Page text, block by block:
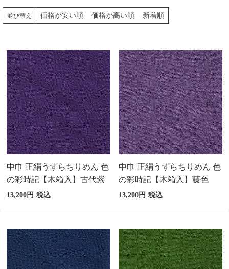
並び替え 価格が安い順 価格が高い順 新着順
中巾 正絹うずらちりめん 色
の彩時記【木箱入】古代紫
13,200 税込
中巾 正絹うずらちりめん 色
の彩時記【木箱入】藤色
13,200 税込